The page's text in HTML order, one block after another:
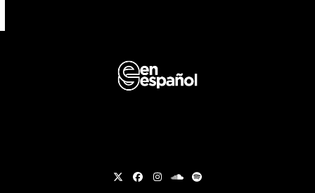
TwitterFacebook
Instagram
soundcloud
Spotify